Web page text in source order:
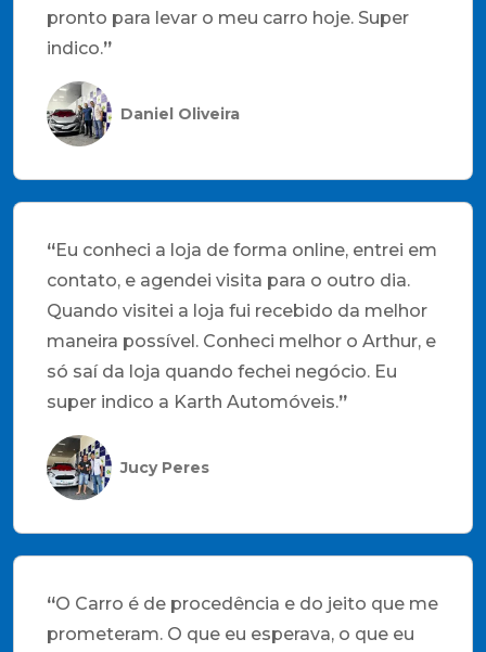
pronto para levar o meu carro hoje. Super
indico.”
Daniel Oliveira
“Eu conheci a loja de forma online, entrei em
contato, e agendei visita para o outro dia.
Quando visitei a loja fui recebido da melhor
maneira possível. Conheci melhor o Arthur, e
só saí da loja quando fechei negócio. Eu
super indico a Karth Automóveis.”
Jucy Peres
“O Carro é de procedência e do jeito que me
prometeram. O que eu esperava, o que eu